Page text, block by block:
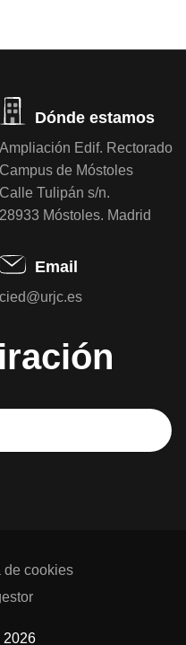
Dónde estamos
Ampliación Edif. Rectorado
Campus de Móstoles
Calle Tulipán s/n.
28933 Móstoles. Madrid
Email
cied@urjc.es
de cookies
2026